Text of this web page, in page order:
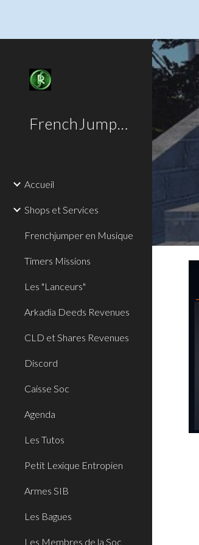
FrenchJumper
Accueil
Shops et Services
Frenchjumper en Musique
Timers Missions
Les "Lanceurs"
Arkadia Deeds Revenues
CLD et Shares Revenues
Discord
Caisse Soc
Agenda
Les Tutos
Petit Lexique Entropien
Armes SIB
Les Bagues
Les Membres de la Soc